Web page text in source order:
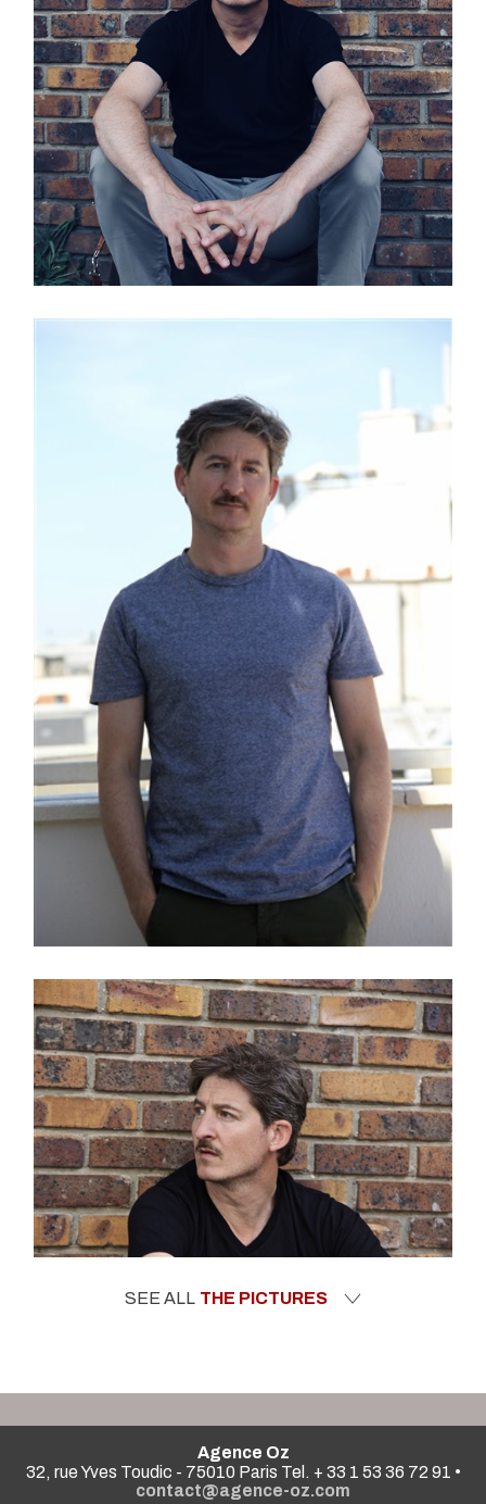
SEE ALL THE PICTURES
Agence Oz
32, rue Yves Toudic - 75010 Paris Tel. + 33 1 53 36 72 91 •
contact@agence-oz.com